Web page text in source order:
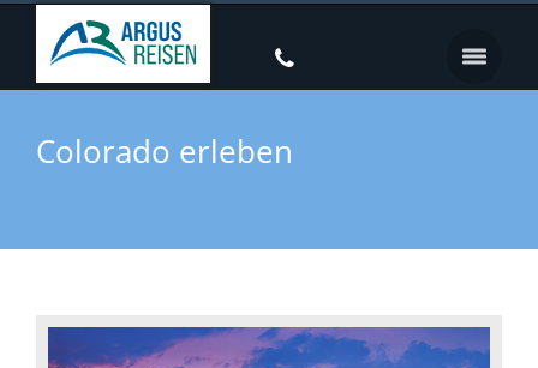
Colorado erleben